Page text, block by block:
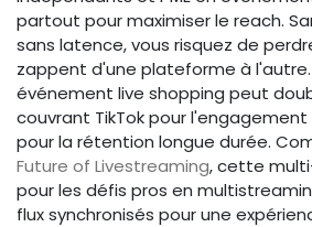
partout pour maximiser le reach.
sans latence, vous risquez de
zappent d'une plateforme à l'autre.
événement live shopping peut
couvrant TikTok pour l'engagement
pour la rétention longue durée.
Future of Livestreaming, cette
pour les défis pros en
flux synchronisés pour une